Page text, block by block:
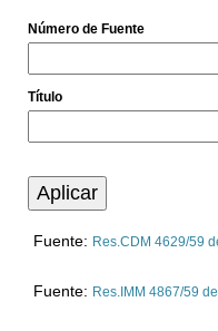
Número de Fuente
Título
Fuente: Res.CDM 4629/59
Fuente: Res.IMM 4867/59 de